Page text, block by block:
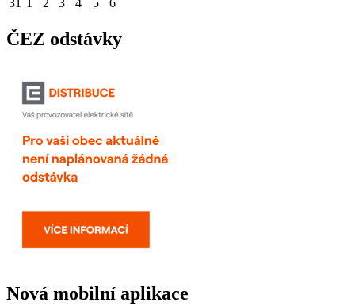
31 2 3 4 5 6
ČEZ odstávky
Nová mobilní aplikace